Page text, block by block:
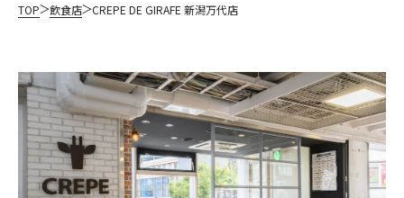
TOP 飲食店 CREPE DE GIRAFE 新潟万代店